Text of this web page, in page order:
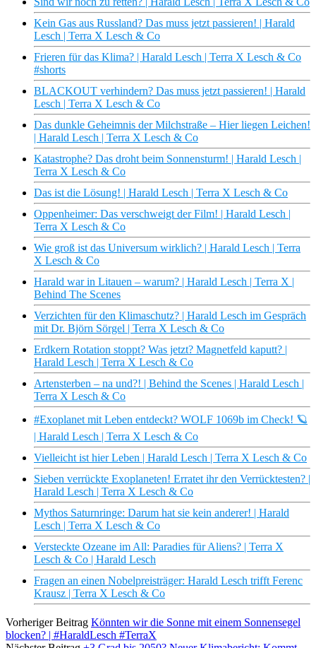
Kein Gas aus Russland? Das muss jetzt passieren! | Harald
Lesch | Terra X Lesch & Co
Frieren für das Klima? | Harald Lesch | Terra X Lesch & Co
#shorts
BLACKOUT verhindern? Das muss jetzt passieren! | Harald
Lesch | Terra X Lesch & Co
Das dunkle Geheimnis der Milchstraße – Hier liegen Leichen!
| Harald Lesch | Terra X Lesch & Co
Katastrophe? Das droht beim Sonnensturm! | Harald Lesch |
Terra X Lesch & Co
Das ist die Lösung! | Harald Lesch | Terra X Lesch & Co
Oppenheimer: Das verschweigt der Film! | Harald Lesch |
Terra X Lesch & Co
Wie groß ist das Universum wirklich? | Harald Lesch | Terra
X Lesch & Co
Harald war in Litauen – warum? | Harald Lesch | Terra X |
Behind The Scenes
Verzichten für den Klimaschutz? | Harald Lesch im Gespräch
mit Dr. Björn Sörgel | Terra X Lesch & Co
Erdkern Rotation stoppt? Was jetzt? Magnetfeld kaputt? |
Harald Lesch | Terra X Lesch & Co
Artensterben – na und?! | Behind the Scenes | Harald Lesch |
Terra X Lesch & Co
#Exoplanet mit Leben entdeckt? WOLF 1069b im Check! 🪐
| Harald Lesch | Terra X Lesch & Co
Vielleicht ist hier Leben | Harald Lesch | Terra X Lesch & Co
Sieben verrückte Exoplaneten! Erratet ihr den Verrücktesten? |
Harald Lesch | Terra X Lesch & Co
Mythos Saturnringe: Darum hat sie kein anderer! | Harald
Lesch | Terra X Lesch & Co
Versteckte Ozeane im All: Paradies für Aliens? | Terra X
Lesch & Co | Harald Lesch
Fragen an einen Nobelpreisträger: Harald Lesch trifft Ferenc
Krausz | Terra X Lesch & Co
Vorheriger Beitrag Könnten wir die Sonne mit einem Sonnensegel
blocken? | #HaraldLesch #TerraX